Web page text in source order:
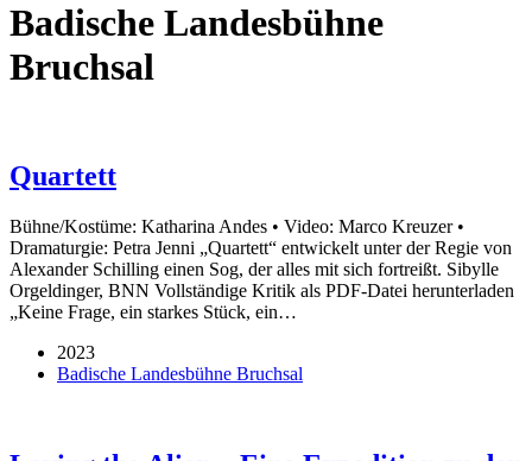
Badische Landesbühne
Bruchsal
Quartett
Bühne/Kostüme: Katharina Andes • Video: Marco Kreuzer •
Dramaturgie: Petra Jenni „Quartett“ entwickelt unter der Regie von
Alexander Schilling einen Sog, der alles mit sich fortreißt. Sibylle
Orgeldinger, BNN Vollständige Kritik als PDF-Datei herunterladen
„Keine Frage, ein starkes Stück, ein…
2023
Badische Landesbühne Bruchsal